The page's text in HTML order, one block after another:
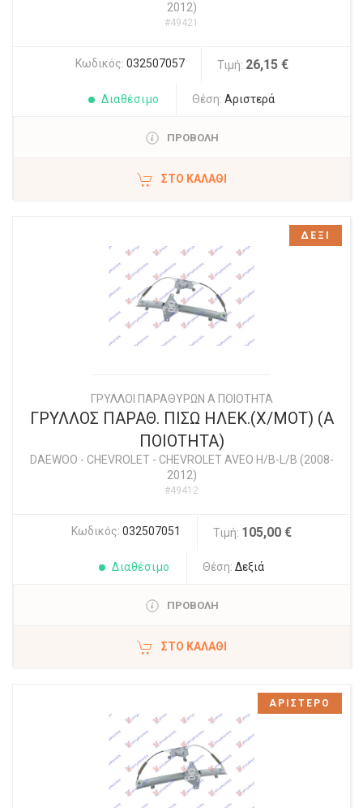
2012)
#49421
Κωδικός: 032507057 Τιμή: 26,15 €
Διαθέσιμο Θέση: Αριστερά
ΠΡΟΒΟΛΗ
ΣΤΟ ΚΑΛΆΘΙ
ΓΡΥΛΛΟΙ ΠΑΡΑΘΥΡΩΝ Α ΠΟΙΟΤΗΤΑ
ΓΡΥΛΛΟΣ ΠΑΡΑΘ. ΠΙΣΩ ΗΛΕΚ.(Χ/ΜΟΤ) (Α
ΠΟΙΟΤΗΤΑ)
DAEWOO - CHEVROLET- CHEVROLET AVEO H/B-L/B (2008-
2012)
#49412
Κωδικός: 032507051 Τιμή: 105,00 €
Διαθέσιμο Θέση: Δεξιά
ΠΡΟΒΟΛΗ
ΣΤΟ ΚΑΛΆΘΙ
ΔΕΞΙ
ΑΡΙΣΤΕΡΟ